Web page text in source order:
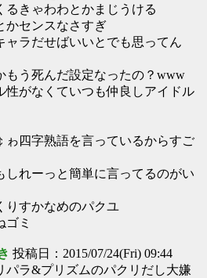
るきゃわわとかまじうける
かセンスなさすぎ
ャラだせばいいとでも思ってん
もう死んだ設定なったの？www
性がなくていつも仲良しアイドル
ゎ四字熟語を言っているからすご
しれーっと簡単に言ってるのがい
りすかなめのパクユ
ゴミ
投稿日：2015/07/24(Fri) 09:44
パラ&プリズムのパクリだし大嫌